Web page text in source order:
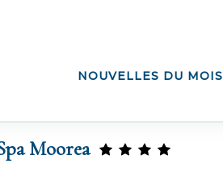
NOUVELLES DU MOIS
Moorea